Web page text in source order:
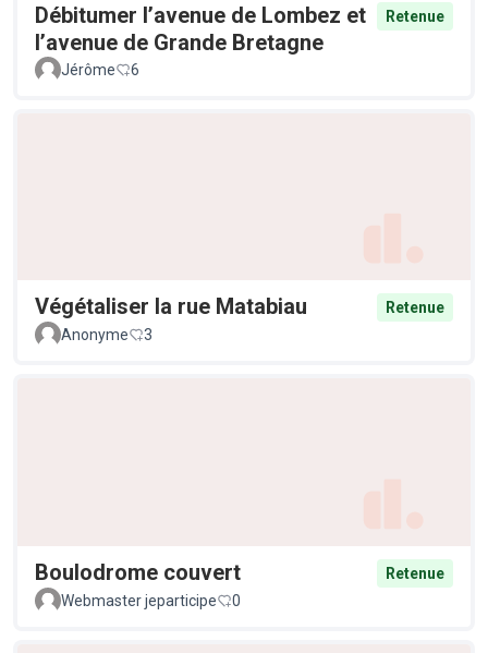
Débitumer l’avenue de Lombez et
l’avenue de Grande Bretagne
Retenue
Jérôme 6
Végétaliser la rue Matabiau
Retenue
Anonyme
3
Boulodrome couvert
Retenue
Webmaster jeparticipe
0